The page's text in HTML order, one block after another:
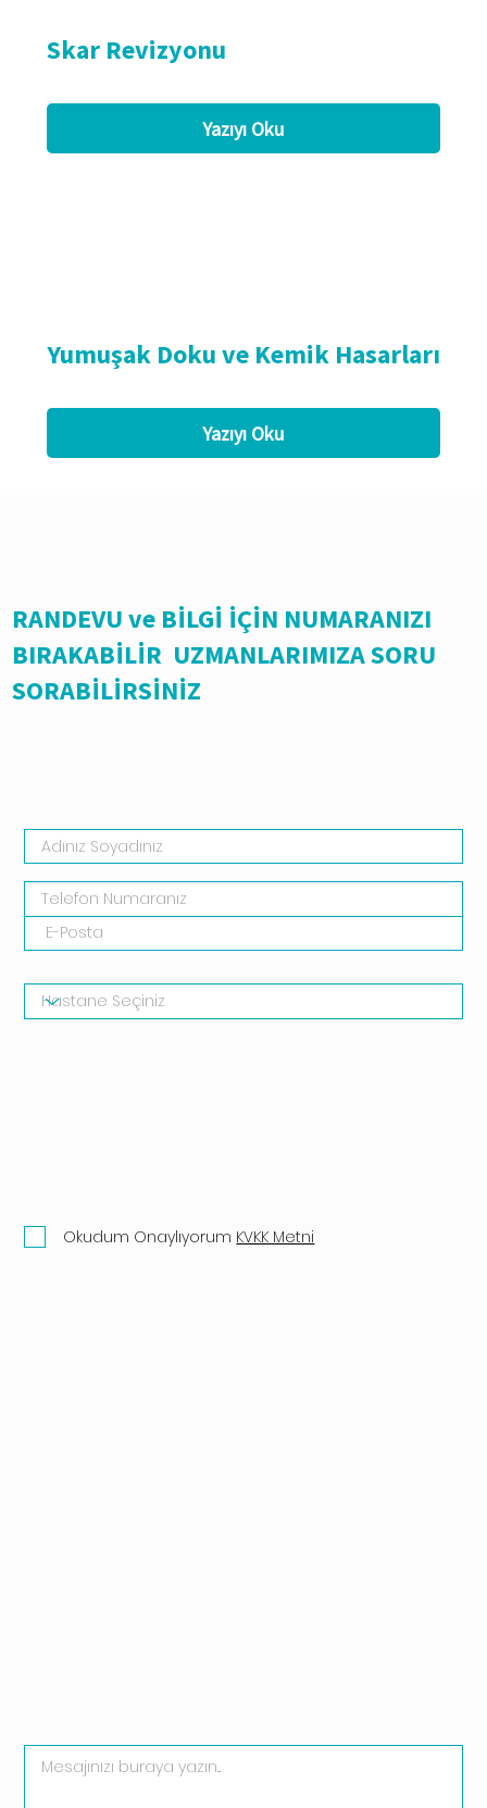
Skar Revizyonu
Yazıyı Oku
Yumuşak Doku ve Kemik Hasarları
Yazıyı Oku
RANDEVU ve BİLGİ İÇİN NUMARANIZI
BIRAKABİLİR UZMANLARIMIZA SORU
SORABİLİRSİNİZ
Okudum Onaylıyorum KVKK Metni